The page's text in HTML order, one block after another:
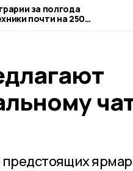
за полгода
почти на 250